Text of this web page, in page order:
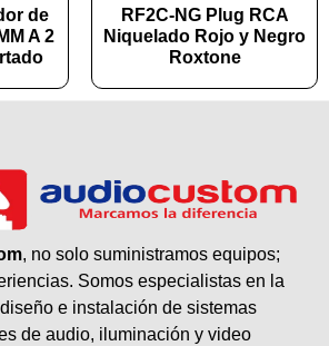
de
A 2
RF2C-NG Plug RCA
Niquelado Rojo y Negro
Roxtone
, no solo suministramos equipos;
Somos especialistas en la
e instalación de sistemas
de audio, iluminación y video